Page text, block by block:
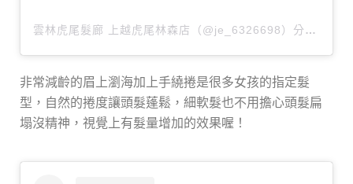
雲林虎尾髮廊 上越虎尾林森店（@je_6326698）分享的貼文
非常減齡的眉上瀏海加上手繞捲是很多女孩的指定髮
型，自然的捲度讓頭髮蓬鬆，細軟髮也不用擔心頭髮扁
塌沒精神，視覺上有髮量增加的效果喔！